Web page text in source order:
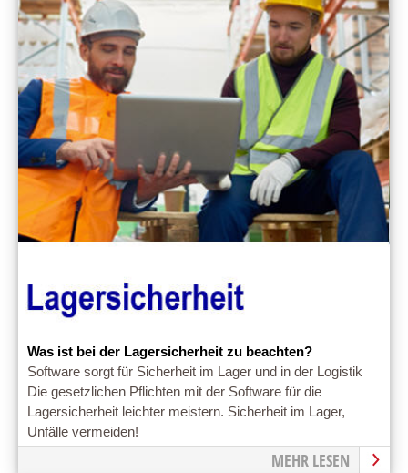
Was ist bei der Lagersicherheit zu beachten?
Software sorgt für Sicherheit im Lager und in der Logistik
Die gesetzlichen Pflichten mit der Software für die
Lagersicherheit leichter meistern. Sicherheit im Lager,
Unfälle vermeiden!
MEHR LESEN